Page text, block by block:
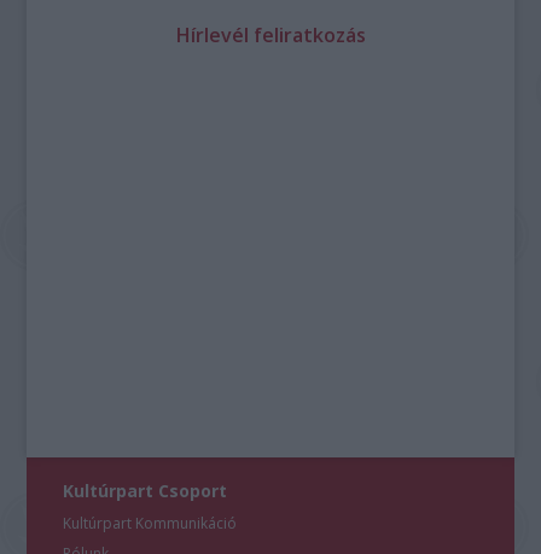
Hírlevél feliratkozás
Kultúrpart Csoport
Kultúrpart Kommunikáció